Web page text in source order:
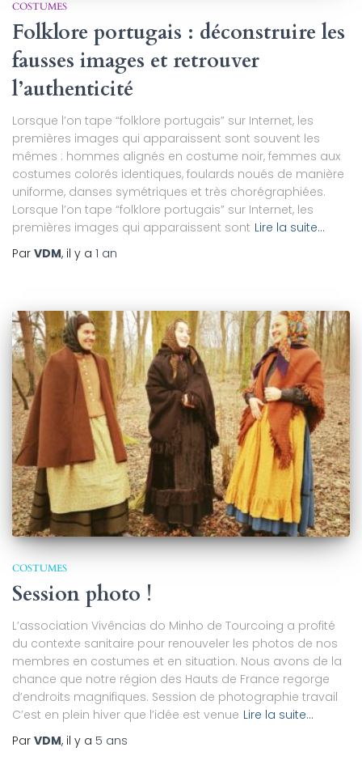
COSTUMES
Folklore portugais : déconstruire les
fausses images et retrouver
l’authenticité
Lorsque l’on tape “folklore portugais” sur Internet, les
premières images qui apparaissent sont souvent les
mêmes : hommes alignés en costume noir, femmes aux
costumes colorés identiques, foulards noués de manière
uniforme, danses symétriques et très chorégraphiées.
Lorsque l’on tape “folklore portugais” sur Internet, les
premières images qui apparaissent sont Lire la suite…
Par VDM, il y a 1 an
COSTUMES
Session photo !
L’association Vivências do Minho de Tourcoing a profité
du contexte sanitaire pour renouveler les photos de nos
membres en costumes et en situation. Nous avons de la
chance que notre région des Hauts de France regorge
d’endroits magnifiques. Session de photographie travail
C’est en plein hiver que l’idée est venue Lire la suite…
Par VDM, il y a 5 ans